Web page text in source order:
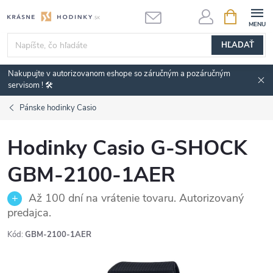
na
obsah
HĽADAŤ
KOŠÍK
Nakupujte v autorizovanom eshope so záručným a pozáručným
servisom ! 🛠️
Pánske hodinky Casio
Hodinky Casio G-SHOCK
GBM-2100-1AER
Až 100 dní na vrátenie tovaru. Autorizovaný
predajca.
Kód: GBM-2100-1AER